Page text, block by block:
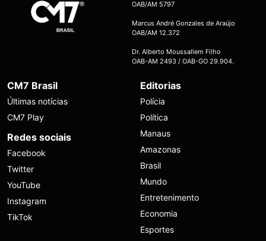
OAB/AM 5797
Marcus André Gonzales de Araújo
OAB/AM 12.372
Dr. Alberto Moussallem Filho
OAB-AM 2493 / OAB-GO 29.904.
CM7 Brasil
Últimas notícias
CM7 Play
Redes sociais
Facebook
Twitter
YouTube
Instagram
TikTok
Editorias
Polícia
Política
Manaus
Amazonas
Brasil
Mundo
Entretenimento
Economia
Esportes